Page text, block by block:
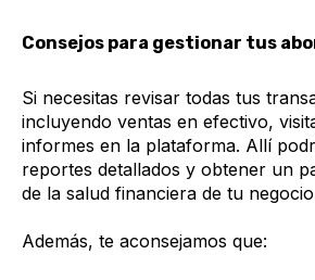
Consejos para gestionar tus
Si necesitas revisar todas tus
incluyendo ventas en efectivo,
informes en la plataforma. Allí
reportes detallados y obtener un
de la salud financiera de tu
Además, te aconsejamos que: